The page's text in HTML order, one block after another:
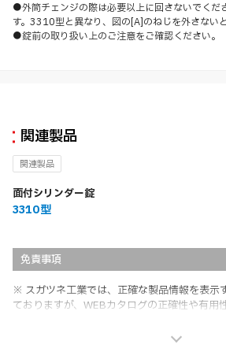
●外筒チェンジの際は必要以上に回さないでくだ
す。3310型と異なり、図の[A]のねじを外さない
●錠前の取り扱い上のご注意をご確認ください。
関連製品
関連製品
面付シリンダー錠
3310型
免責事項
※ スガツネ工業では、正確な製品情報を表示
ておりますが、WEBカタログの正確性や有用